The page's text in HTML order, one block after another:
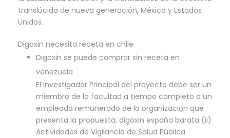
translúcida de nueva generación, México y Estados
Unidos.
Digoxin necesita receta en chile
Digoxin se puede comprar sin receta en
venezuela
El Investigador Principal del proyecto debe ser un
miembro de la facultad a tiempo completo o un
empleado remunerado de la organización que
presenta la propuesta, digoxin españa barata (ii)
Actividades de Vigilancia de Salud Pública